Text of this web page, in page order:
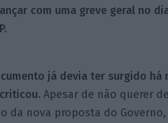
com uma greve geral no
já devia ter surgido há
Apesar de não querer
da nova proposta do